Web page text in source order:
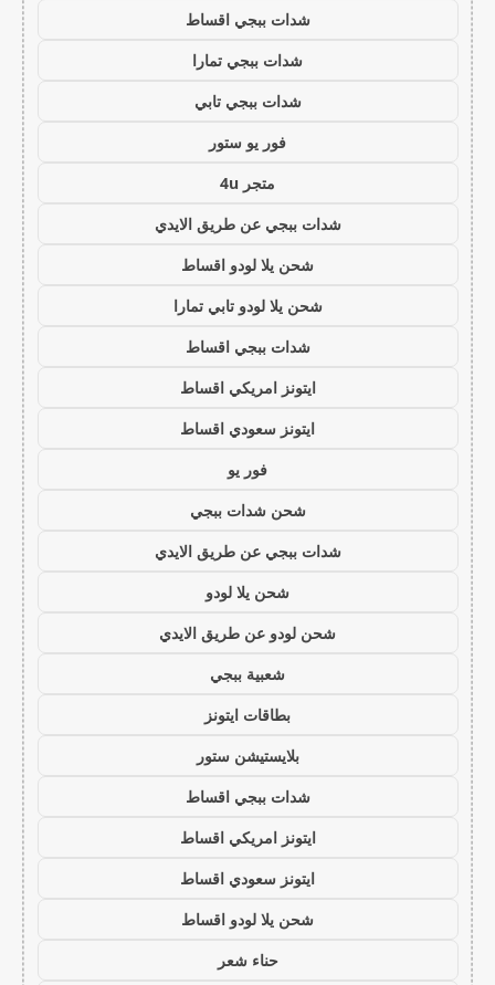
شدات ببجي اقساط
شدات ببجي تمارا
شدات ببجي تابي
فور يو ستور
متجر 4u
شدات ببجي عن طريق الايدي
شحن يلا لودو اقساط
شحن يلا لودو تابي تمارا
شدات ببجي اقساط
ايتونز امريكي اقساط
ايتونز سعودي اقساط
فور يو
شحن شدات ببجي
شدات ببجي عن طريق الايدي
شحن يلا لودو
شحن لودو عن طريق الايدي
شعبية ببجي
بطاقات ايتونز
بلايستيشن ستور
شدات ببجي اقساط
ايتونز امريكي اقساط
ايتونز سعودي اقساط
شحن يلا لودو اقساط
حناء شعر